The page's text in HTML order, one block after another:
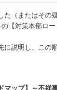
た（またはその
【対策本部ロ
に説明し、この
マップ】～不祥